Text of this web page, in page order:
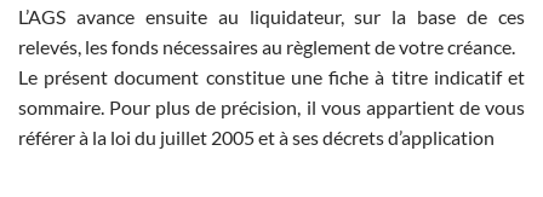
L’AGS avance ensuite au liquidateur, sur la base de ces
relevés, les fonds nécessaires au règlement de votre créance.
Le présent document constitue une fiche à titre indicatif et
sommaire. Pour plus de précision, il vous appartient de vous
référer à la loi du juillet 2005 et à ses décrets d’application